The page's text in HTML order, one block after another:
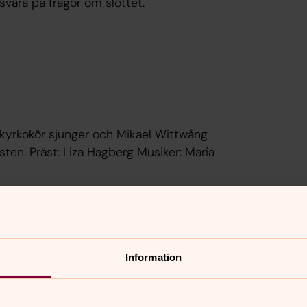
Information
sjunger och Mikael Wittwång
Präst: Liza Hagberg Musiker: Maria
kring Kimstad kyrka och kyrkogård
efter gudstjänsten.
kyrkor i Norrköpings
Nu har Norrköpings pastorat tagit